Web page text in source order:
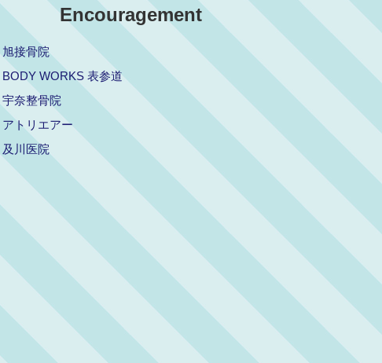
Encouragement
旭接骨院
BODY WORKS 表参道
宇奈整骨院
アトリエアー
及川医院